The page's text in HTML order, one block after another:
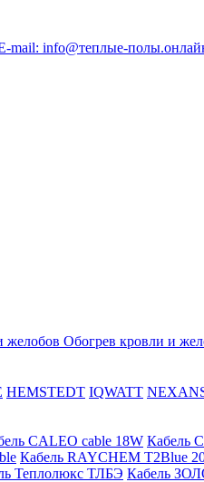
mail: info@теплые-
Обогрев кровли и
HEMSTEDT IQWATT
CALEO cable 18W Кабель
Кабель RAYCHEM T2Blue
Теплолюкс ТЛБЭ Кабель